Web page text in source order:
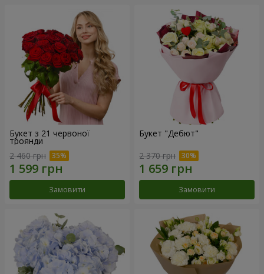
Букет з 21 червоної
троянди
2 460 грн
Замовити
Букет "Дебют"
2 370 грн
Замовити